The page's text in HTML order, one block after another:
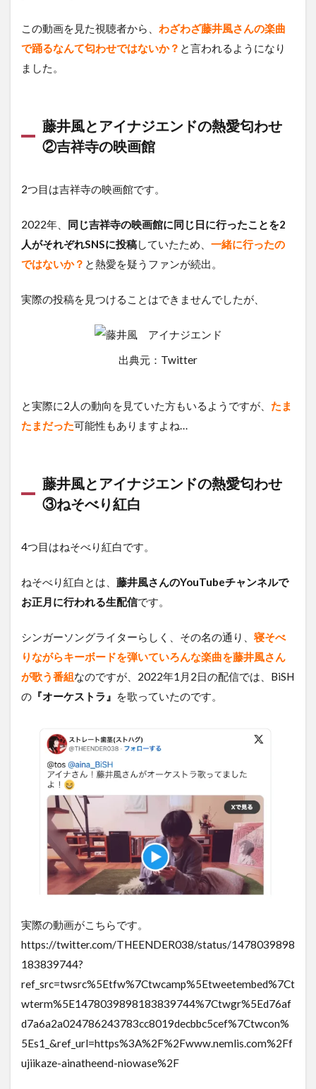
この動画を見た視聴者から、 わざわざ藤井風さんの楽曲
で踊るなんて匂わせではないか？ と言われるようになり
ました。
藤井風とアイナジエンドの熱愛匂わせ
②吉祥寺の映画館
2つ目は吉祥寺の映画館です。
2022年、 同じ吉祥寺の映画館に同じ日に行ったことを2
人がそれぞれSNSに投稿していたため、 一緒に行ったの
ではないか？ と熱愛を疑うファンが続出。
実際の投稿を見つけることはできませんでしたが、
出典元：Twitter
と実際に2人の動向を見ていた方もいるようですが、 たま
たまだった可能性もありますよね…
藤井風とアイナジエンドの熱愛匂わせ
③ねそべり紅白
4つ目はねそべり紅白です。
ねそべり紅白とは、 藤井風さんのYouTubeチャンネルで
お正月に行われる生配信です。
シンガーソングライターらしく、その名の通り、 寝そべ
りながらキーボードを弾いていろんな楽曲を藤井風さん
が歌う番組なのですが、2022年1月2日の配信では、BiSH
の 『オーケストラ』 を歌っていたのです。
実際の動画がこちらです。
https://twitter.com/THEENDER038/status/1478039898
183839744?
ref_src=twsrc%5Etfw%7Ctwcamp%5Etweetembed%7Ct
wterm%5E1478039898183839744%7Ctwgr%5Ed76af
d7a6a2a024786243783cc8019decbbc5cef%7Ctwcon%
5Es1_&ref_url=https%3A%2F%2Fwww.nemlis.com%2Ff
ujiikaze-ainatheend-niowase%2F